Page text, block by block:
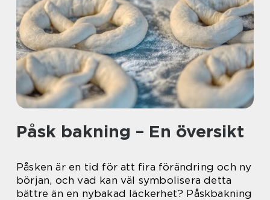
Påsk bakning – En översikt
Påsken är en tid för att fira förändring och ny
början, och vad kan väl symbolisera detta
bättre än en nybakad läckerhet? Påskbakning